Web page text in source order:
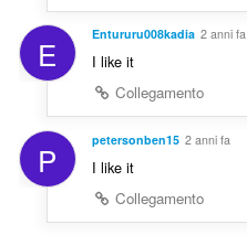
E Entururu008kadia 2 anni fa
I like it
Collegamento
P petersonben15 2 anni fa
I like it
Collegamento